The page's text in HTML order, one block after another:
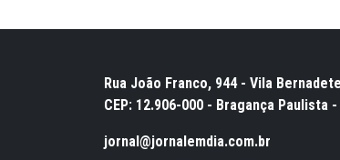
Rua João Franco, 944 - Vila Bernadete
CEP: 12.906-000 - Bragança Paulista -
jornal@jornalemdia.com.br